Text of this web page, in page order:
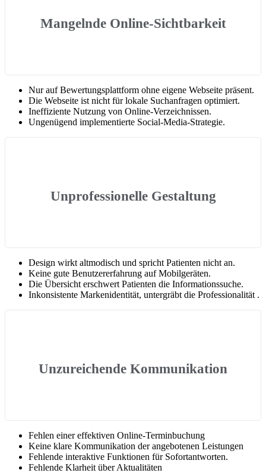
Mangelnde Online-Sichtbarkeit
Nur auf Bewertungsplattform ohne eigene Webseite präsent.
Die Webseite ist nicht für lokale Suchanfragen optimiert.
Ineffiziente Nutzung von Online-Verzeichnissen.
Ungenügend implementierte Social-Media-Strategie.
Unprofessionelle Gestaltung
Design wirkt altmodisch und spricht Patienten nicht an.
Keine gute Benutzererfahrung auf Mobilgeräten.
Die Übersicht erschwert Patienten die Informationssuche.
Inkonsistente Markenidentität, untergräbt die Professionalität .
Unzureichende Kommunikation
Fehlen einer effektiven Online-Terminbuchung
Keine klare Kommunikation der angebotenen Leistungen
Fehlende interaktive Funktionen für Sofortantworten.
Fehlende Klarheit über Aktualitäten